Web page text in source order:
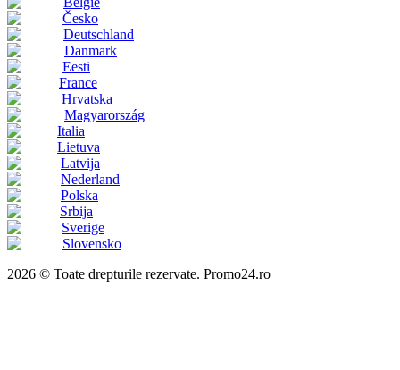
Česko
Deutschland
Danmark
Eesti
France
Hrvatska
Magyarország
Italia
Lietuva
Latvija
Nederland
Polska
Srbija
Sverige
Slovensko
2026 © Toate drepturile rezervate. Promo24.ro